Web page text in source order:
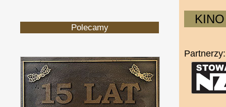
Polecamy
Partnerzy: